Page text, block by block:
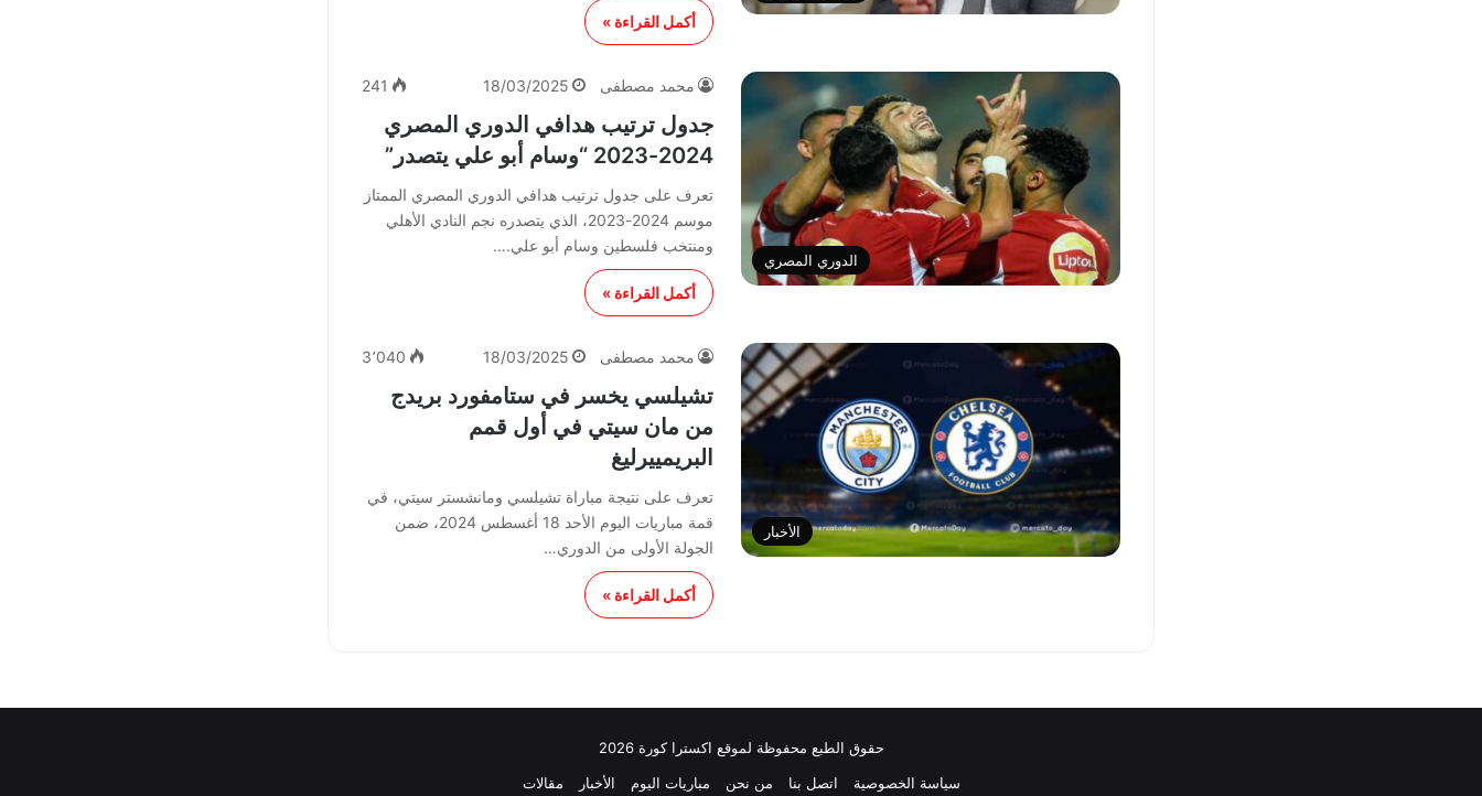
أكمل القراءة »
الدوري المصري
محمد مصطفى 18/03/2025
241
جدول ترتيب هدافي الدوري المصري
2024-2023 “وسام أبو علي يتصدر”
تعرف على جدول ترتيب هدافي الدوري المصري الممتاز
موسم 2024-2023، الذي يتصدره نجم النادي الأهلي
ومنتخب فلسطين وسام أبو علي.…
أكمل القراءة »
الأخبار
محمد مصطفى 18/03/2025 3٬040
تشيلسي يخسر في ستامفورد بريدج
من مان سيتي في أول قمم
البريمييرليغ
تعرف على نتيجة مباراة تشيلسي ومانشستر سيتي، في
قمة مباريات اليوم الأحد 18 أغسطس 2024، ضمن
الجولة الأولى من الدوري…
أكمل القراءة »
حقوق الطبع محفوظة لموقع اكسترا كورة 2026
سياسة الخصوصية
اتصل بنا من نحن مباريات اليوم الأخبار مقالات